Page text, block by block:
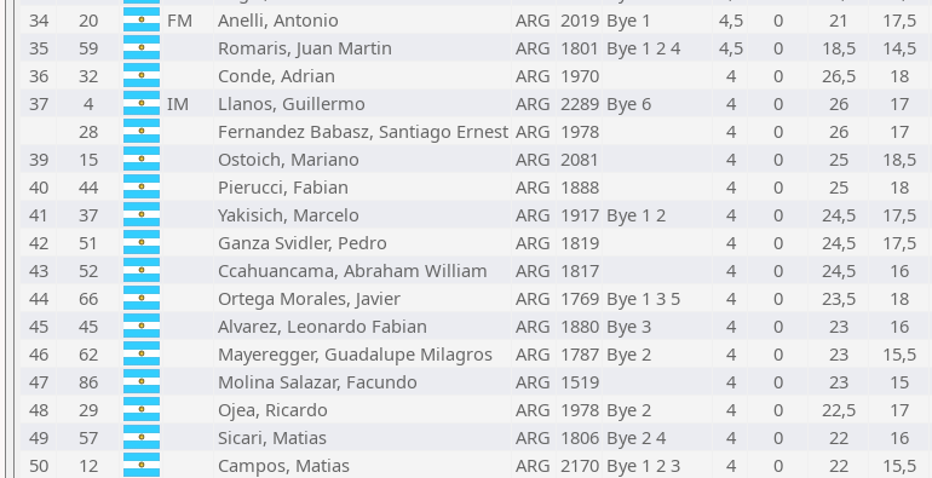
34
20 FM Anelli, Antonio ARG 2019 Bye 1 4,5 0 21 17,5
35
59 Romaris, Juan Martin ARG 1801 Bye 1 2 4 4,5 0 18,5 14,5
36
32 Conde, Adrian ARG 1970 4 0 26,5 18
37
4 IM Llanos, Guillermo ARG 2289 Bye 6 4 0 26 17
28
Fernandez Babasz, Santiago Ernest ARG 1978 4 0 26 17
39
15 Ostoich, Mariano ARG 2081 4 0 25 18,5
40
44 Pierucci, Fabian ARG 1888 4 0 25 18
41
37 Yakisich, Marcelo ARG 1917 Bye 1 2 4 0 24,5 17,5
42
51 Ganza Svidler, Pedro ARG 1819 4 0 24,5 17,5
43
52 Ccahuancama, Abraham William ARG 1817 4 0 24,5 16
44
66 Ortega Morales, Javier ARG 1769 Bye 1 3 5 4 0 23,5 18
45
45 Alvarez, Leonardo Fabian ARG 1880 Bye 3 4 0 23 16
46
62 Mayeregger, Guadalupe Milagros ARG 1787 Bye 2 4 0 23 15,5
47
86 Molina Salazar, Facundo ARG 1519 4 0 23 15
48
29 Ojea, Ricardo ARG 1978 Bye 2 4 0 22,5 17
49
57 Sicari, Matias ARG 1806 Bye 2 4 4 0 22 16
50
12 Campos, Matias ARG 2170 Bye 1 2 3 4 0 22 15,5